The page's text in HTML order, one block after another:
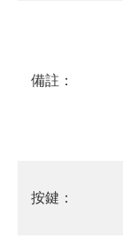
備註：
按鍵：